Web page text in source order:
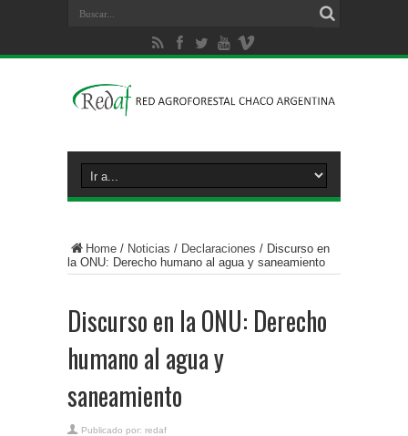
Home / Noticias / Declaraciones / Discurso en
la ONU: Derecho humano al agua y saneamiento
Discurso en la ONU: Derecho
humano al agua y
saneamiento
Publicado por: redaf